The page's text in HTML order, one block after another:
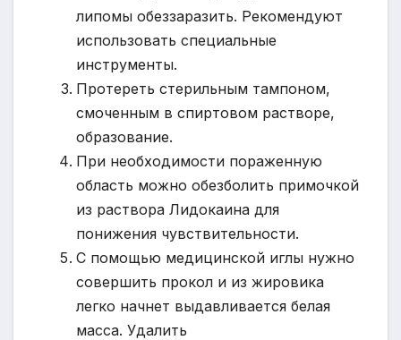
липомы обеззаразить. Рекомендуют
использовать специальные
инструменты.
Протереть стерильным тампоном,
смоченным в спиртовом растворе,
образование.
При необходимости пораженную
область можно обезболить примочкой
из раствора Лидокаина для
понижения чувствительности.
С помощью медицинской иглы нужно
совершить прокол и из жировика
легко начнет выдавливается белая
масса. Удалить